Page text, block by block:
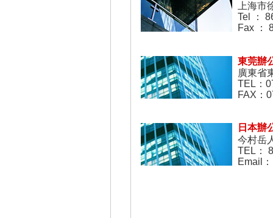
上海市
Tel ：
Fax ：
東莞辦
廣東省
TEL：
FAX：
日本辦
今村岳
TEL：
Email